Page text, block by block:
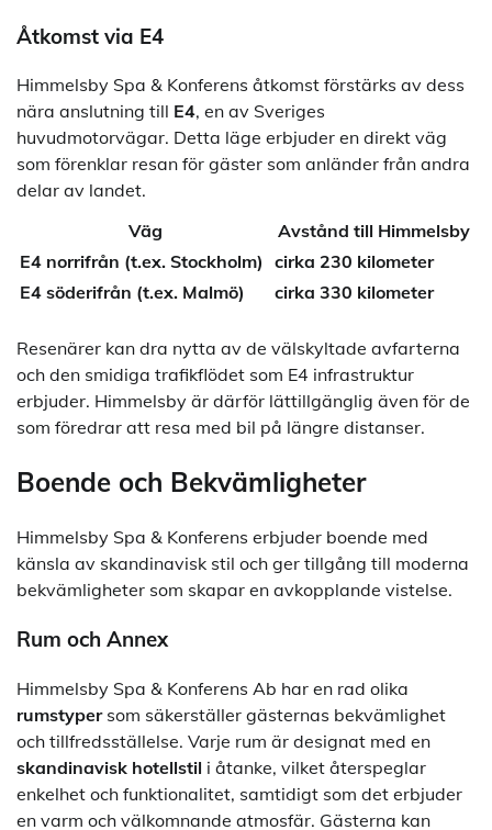
Åtkomst via E4
Himmelsby Spa & Konferens åtkomst förstärks av dess
nära anslutning till E4, en av Sveriges
huvudmotorvägar. Detta läge erbjuder en direkt väg
som förenklar resan för gäster som anländer från andra
delar av landet.
Väg
Avstånd till Himmelsby
E4 norrifrån (t.ex. Stockholm) cirka 230 kilometer
E4 söderifrån (t.ex. Malmö)
cirka 330 kilometer
Resenärer kan dra nytta av de välskyltade avfarterna
och den smidiga trafikflödet som E4 infrastruktur
erbjuder. Himmelsby är därför lättillgänglig även för de
som föredrar att resa med bil på längre distanser.
Boende och Bekvämligheter
Himmelsby Spa & Konferens erbjuder boende med
känsla av skandinavisk stil och ger tillgång till moderna
bekvämligheter som skapar en avkopplande vistelse.
Rum och Annex
Himmelsby Spa & Konferens Ab har en rad olika
rumstypersom säkerställer gästernas bekvämlighet
och tillfredsställelse. Varje rum är designat med en
skandinavisk hotellstil i åtanke, vilket återspeglar
enkelhet och funktionalitet, samtidigt som det erbjuder
en varm och välkomnande atmosfär. Gästerna kan